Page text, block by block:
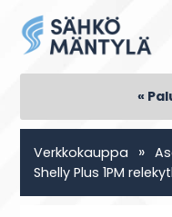
«
Verkkokauppa »
Shelly Plus 1PM